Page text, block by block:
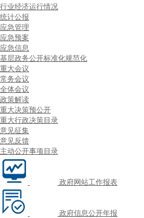
行业经济运行情况
统计公报
应急管理
应急预案
应急信息
基层政务公开标准化规范化
重大会议
常务会议
全体会议
政策解读
重大决策预公开
重大行政决策目录
意见征集
意见反馈
主动公开事项目录
政府网站工作报表
政府信息公开年报